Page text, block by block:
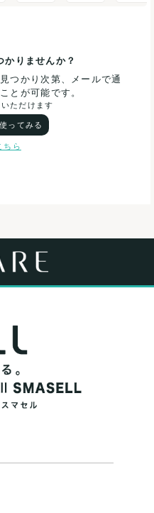
かりませんか？
つかり次第、メールで通
とが可能です。
ただけます
ってみる
ちら